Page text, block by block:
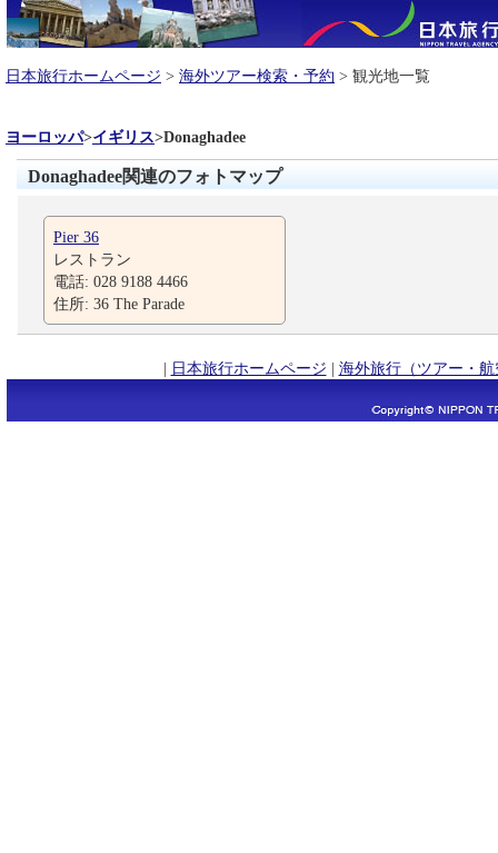
日本旅行ホームページ > 海外ツアー検索・予約 > 観光地一覧
ヨーロッパ>イギリス>Donaghadee
Donaghadee関連のフォトマップ
Pier 36
レストラン
電話: 028 9188 4466
住所: 36 The Parade
| 日本旅行ホームページ | 海外旅行（ツアー・航